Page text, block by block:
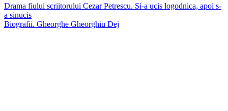
Navigare
în
Drama fiului scriitorului Cezar Petrescu. Si-a ucis logodnica, apoi s-
a sinucis
Biografii. Gheorghe Gheorghiu Dej